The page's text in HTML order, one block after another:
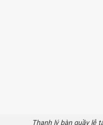
Thanh lý bàn quầy lễ